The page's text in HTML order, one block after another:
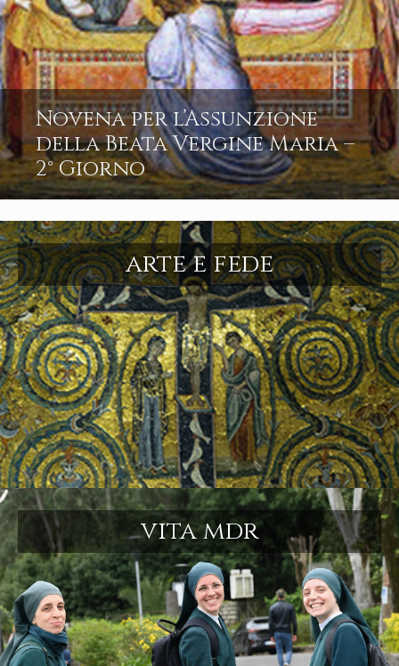
Novena per l’Assunzione
della Beata Vergine Maria –
2° Giorno
arte e fede
vita mdr